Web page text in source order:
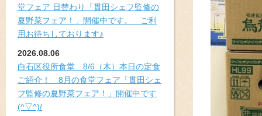
堂フェア 日替わり「貫田シェフ監修の
夏野菜フェア！」開催中です。 ご利
用お待ちしております♪
2026.08.06
白石区役所食堂 8/6（木）本日の定食
ご紹介！ 8月の食堂フェア「貫田シェ
フ監修の夏野菜フェア！」開催中です
(^▽^)/